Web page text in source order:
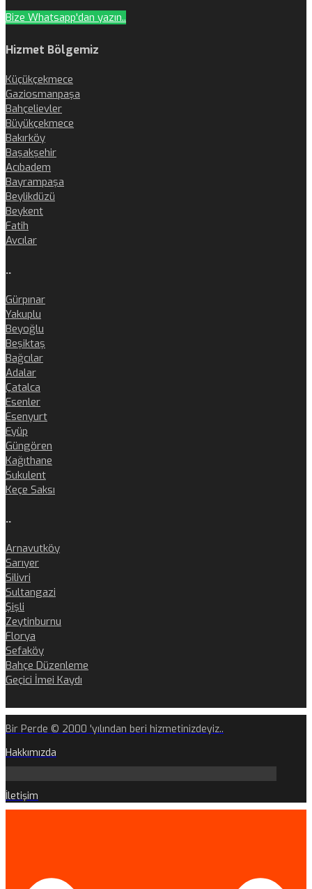
Bize Whatsapp'dan yazın..
Hizmet Bölgemiz
Küçükçekmece
Gaziosmanpaşa
Bahçelievler
Büyükçekmece
Bakırköy
Başakşehir
Acıbadem
Bayrampaşa
Beylikdüzü
Beykent
Fatih
Avcılar
..
Gürpınar
Yakuplu
Beyoğlu
Beşiktaş
Bağcılar
Adalar
Çatalca
Esenler
Esenyurt
Eyüp
Güngören
Kağıthane
Sukulent
Keçe Saksı
..
Arnavutköy
Sarıyer
Silivri
Sultangazi
Şişli
Zeytinburnu
Florya
Sefaköy
Bahçe Düzenleme
Geçici İmei Kaydı
Bir Perde © 2000 'yılından beri hizmetinizdeyiz..
Hakkımızda
İletişim